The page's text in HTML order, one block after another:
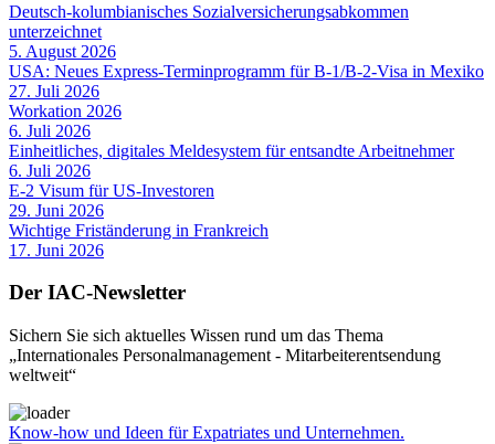
Deutsch-kolumbianisches Sozialversicherungsabkommen
unterzeichnet
5. August 2026
USA: Neues Express-Terminprogramm für B-1/B-2-Visa in Mexiko
27. Juli 2026
Workation 2026
6. Juli 2026
Einheitliches, digitales Meldesystem für entsandte Arbeitnehmer
6. Juli 2026
E-2 Visum für US-Investoren
29. Juni 2026
Wichtige Friständerung in Frankreich
17. Juni 2026
Der IAC-Newsletter
Sichern Sie sich aktuelles Wissen rund um das Thema
„Internationales Personalmanagement - Mitarbeiterentsendung
weltweit“
Know-how und Ideen für Expatriates und Unternehmen.